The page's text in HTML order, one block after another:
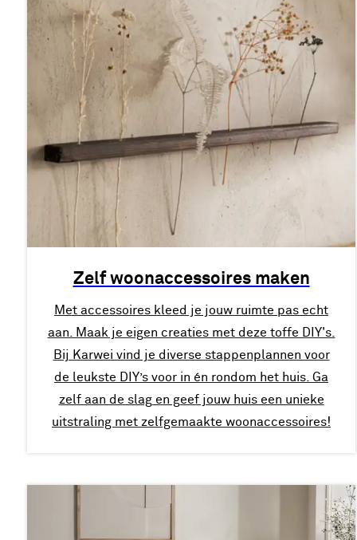
Zelf woonaccessoires maken
Met accessoires kleed je jouw ruimte pas echt
aan. Maak je eigen creaties met deze toffe DIY's.
Bij Karwei vind je diverse stappenplannen voor
de leukste DIY’s voor in én rondom het huis. Ga
zelf aan de slag en geef jouw huis een unieke
uitstraling met zelfgemaakte woonaccessoires!